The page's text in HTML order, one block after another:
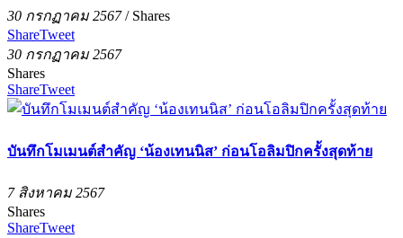
30 กรกฏาคม 2567/ Shares
ShareTweet
30 กรกฏาคม 2567
Shares
ShareTweet
บันทึกโมเมนต์สำคัญ ‘น้องเทนนิส’ ก่อนโอลิมปิกครั้งสุดท้าย
7 สิงหาคม 2567
Shares
ShareTweet